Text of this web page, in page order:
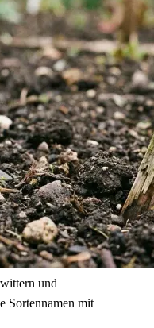
und
Sortennamen mit